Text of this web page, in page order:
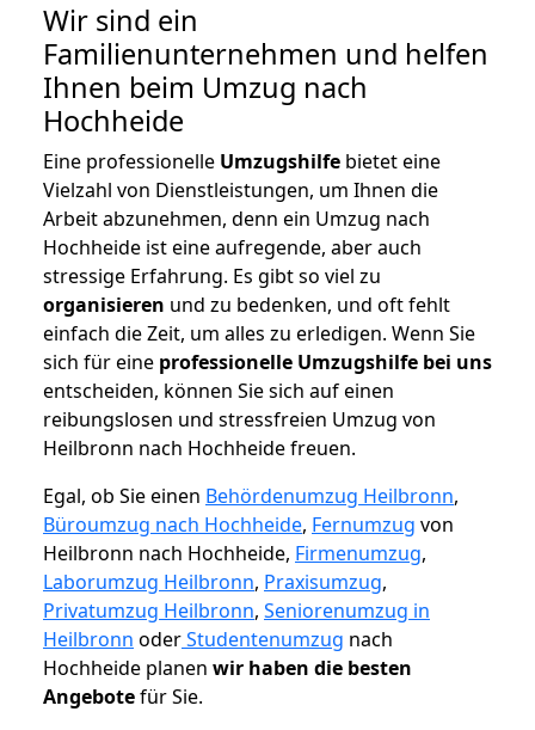
Wir sind ein
Familienunternehmen und helfen
Ihnen beim Umzug nach
Hochheide
Eine professionelle Umzugshilfe bietet eine
Vielzahl von Dienstleistungen, um Ihnen die
Arbeit abzunehmen, denn ein Umzug nach
Hochheide ist eine aufregende, aber auch
stressige Erfahrung. Es gibt so viel zu
organisieren und zu bedenken, und oft fehlt
einfach die Zeit, um alles zu erledigen. Wenn Sie
sich für eine professionelle Umzugshilfe bei uns
entscheiden, können Sie sich auf einen
reibungslosen und stressfreien Umzug von
Heilbronn nach Hochheide freuen.
Egal, ob Sie einen Behördenumzug Heilbronn,
Büroumzug nach Hochheide, Fernumzug von
Heilbronn nach Hochheide, Firmenumzug,
Laborumzug Heilbronn, Praxisumzug,
Privatumzug Heilbronn, Seniorenumzug in
Heilbronn oderStudentenumzug nach
Hochheide planen wir haben die besten
Angebotefür Sie.